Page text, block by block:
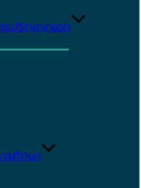
รปริญญาเอก
รศึกษา